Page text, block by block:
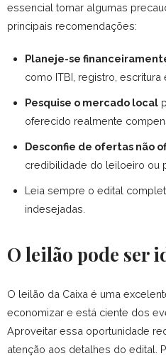
essencial tomar algumas
principais recomendações:
Planeje-se
como ITBI, registro,
Pesquise o mercado local
oferecido realmente
Desconfie de ofertas não
credibilidade do leiloeiro ou
Leia sempre o edital
indesejadas.
O leilão pode ser
O leilão da Caixa é uma
economizar e está ciente dos
Aproveitar essa oportunidade
atenção aos detalhes do edital.